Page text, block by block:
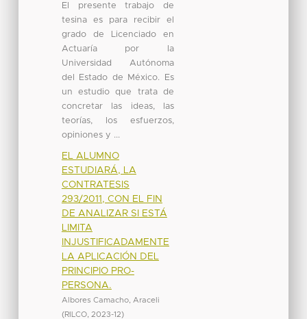
El presente trabajo de
tesina es para recibir el
grado de Licenciado en
Actuaría por la
Universidad Autónoma
del Estado de México. Es
un estudio que trata de
concretar las ideas, las
teorías, los esfuerzos,
opiniones y ...
EL ALUMNO
ESTUDIARÁ, LA
CONTRATESIS
293/2011, CON EL FIN
DE ANALIZAR SI ESTÁ
LIMITA
INJUSTIFICADAMENTE
LA APLICACIÓN DEL
PRINCIPIO PRO-
PERSONA.
Albores Camacho, Araceli
(RILCO, 2023-12)